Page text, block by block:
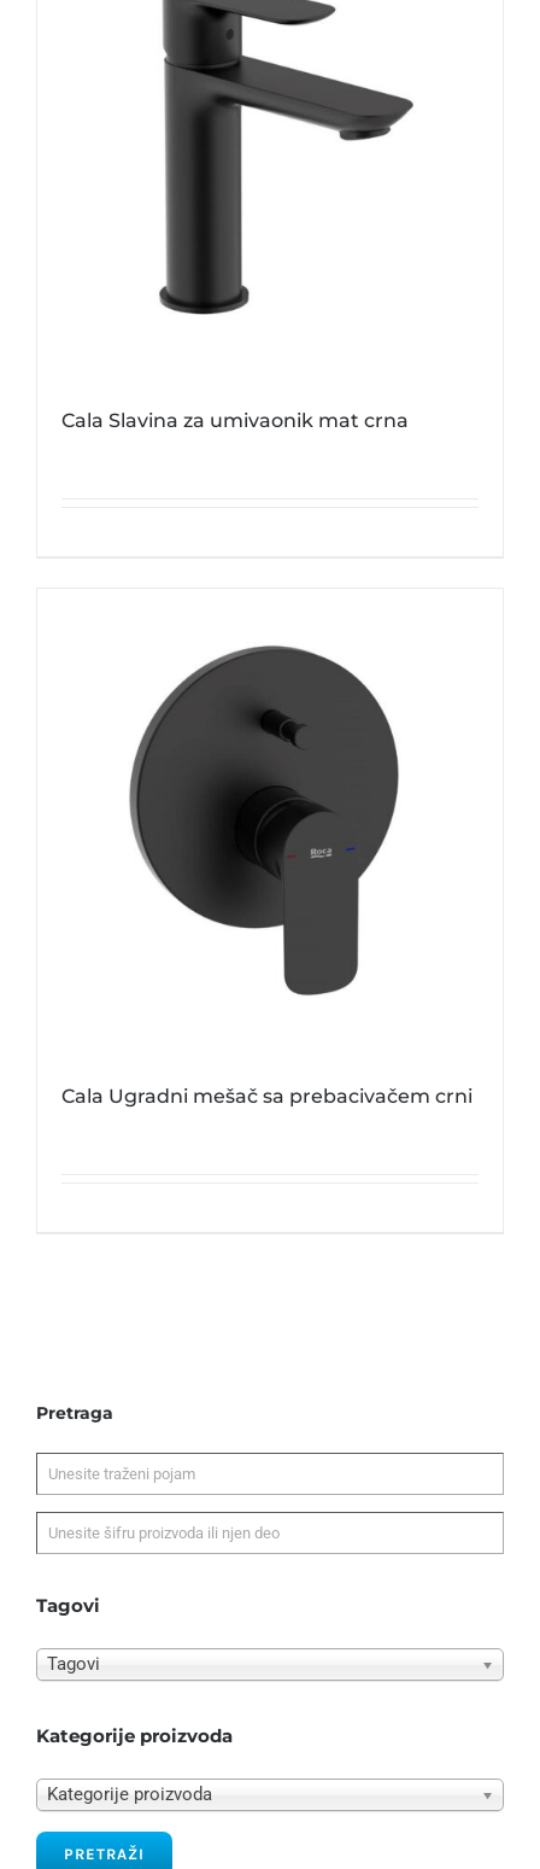
Cala Slavina za umivaonik mat crna
Cala Ugradni mešač sa prebacivačem crni
Pretraga
Tagovi
Tagovi
Kategorije proizvoda
Kategorije proizvoda
PRETRAŽI